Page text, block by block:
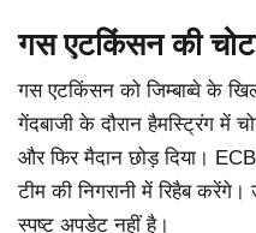
गस एटकिंसन की
गस एटकिंसन को जिम्बाब्वे के
गेंदबाजी के दौरान हैमस्ट्रिंग में
और फिर मैदान छोड़ दिया।
टीम की निगरानी में रिहैब
स्पष्ट अपडेट नहीं है।